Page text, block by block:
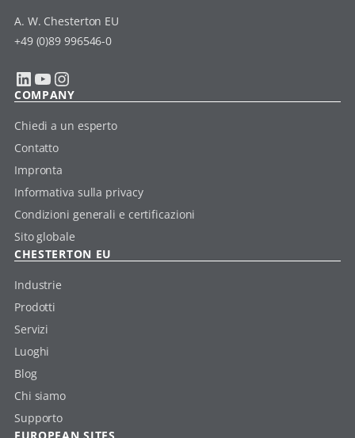
A. W. Chesterton EU
+49 (0)89 996546-0
LinkedIn YouTube Instagram
COMPANY
Chiedi a un esperto
Contatto
Impronta
Informativa sulla privacy
Condizioni generali e certificazioni
Sito globale
CHESTERTON EU
Industrie
Prodotti
Servizi
Luoghi
Blog
Chi siamo
Supporto